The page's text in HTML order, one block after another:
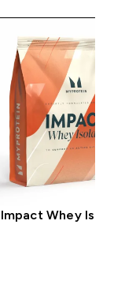
Impact Whey